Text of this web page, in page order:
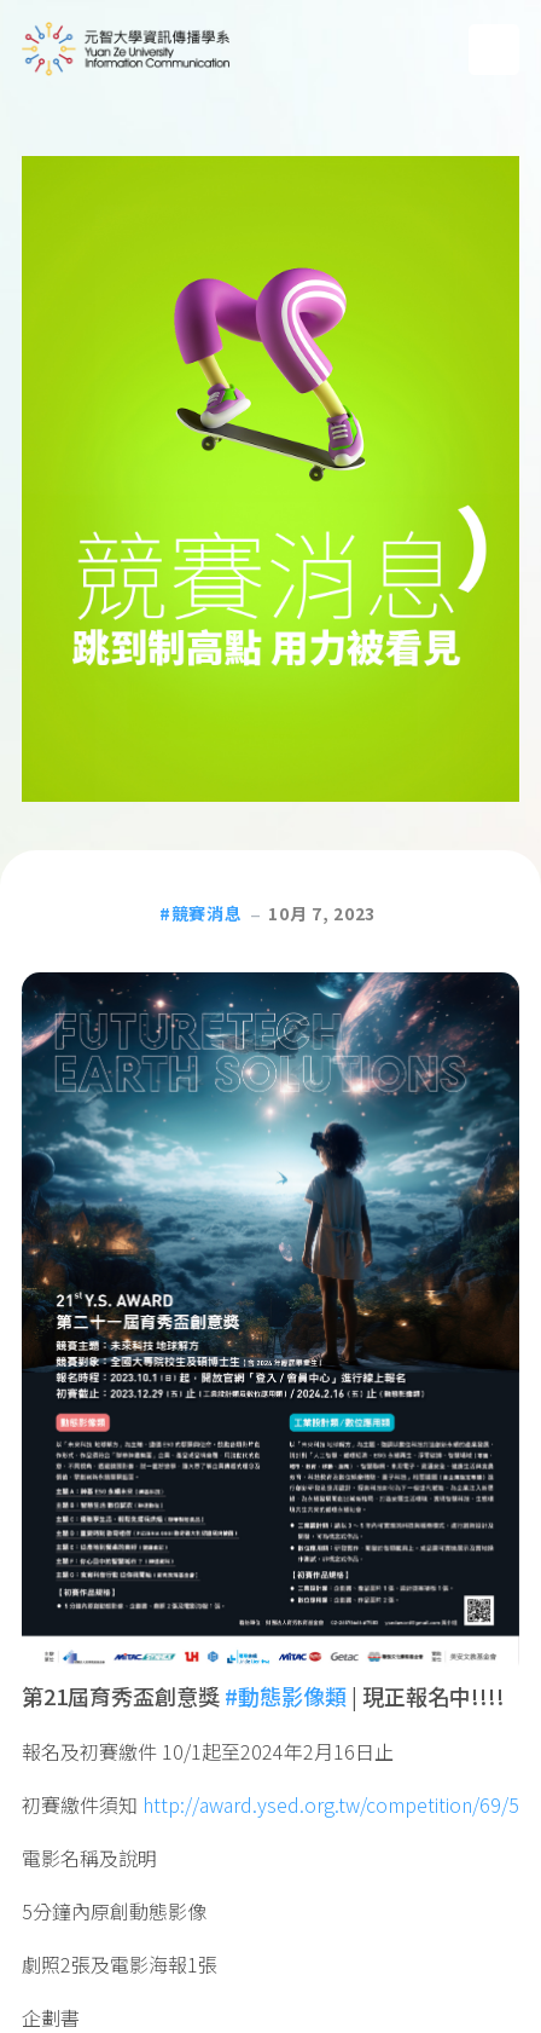
競賽消息 10月 7, 2023
第21屆育秀盃創意獎#動態影像類| 現正報名中!!!!
報名及初賽繳件 10/1起至2024年2月16日止
初賽繳件須知 http://award.ysed.org.tw/competition/69/5
電影名稱及說明
5分鐘內原創動態影像
劇照2張及電影海報1張
企劃書